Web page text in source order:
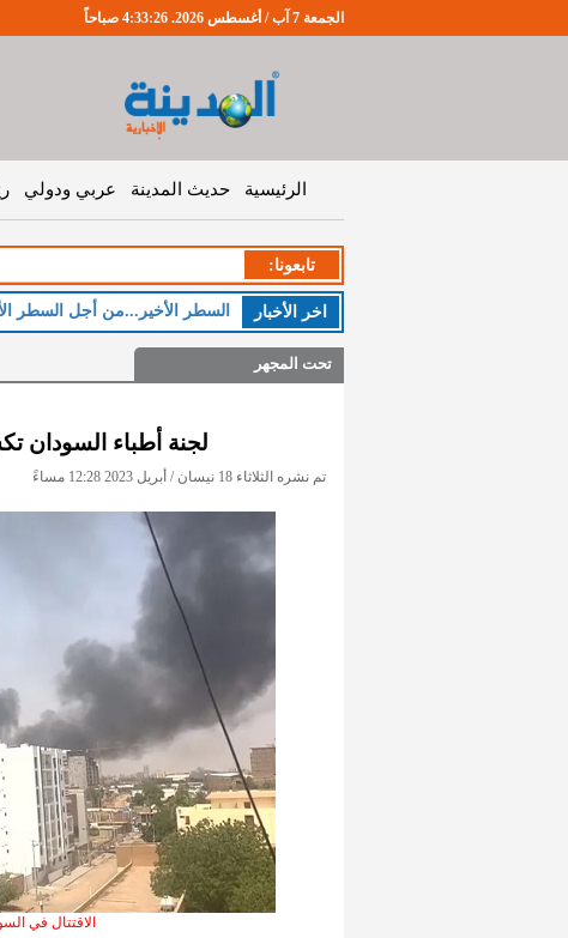
الجمعة 7 آب / أغسطس 2026. 4:33:26 صباحاً
الرئيسية حديث المدينة عربي ودولي
تابعونا:
اخر اﻷخبار الخميس
تحت المجهر
لجنة أطباء السودان
تم نشره الثلاثاء 18 نيسان / أبريل 2023 12:28 مساءً
الاقتتال في